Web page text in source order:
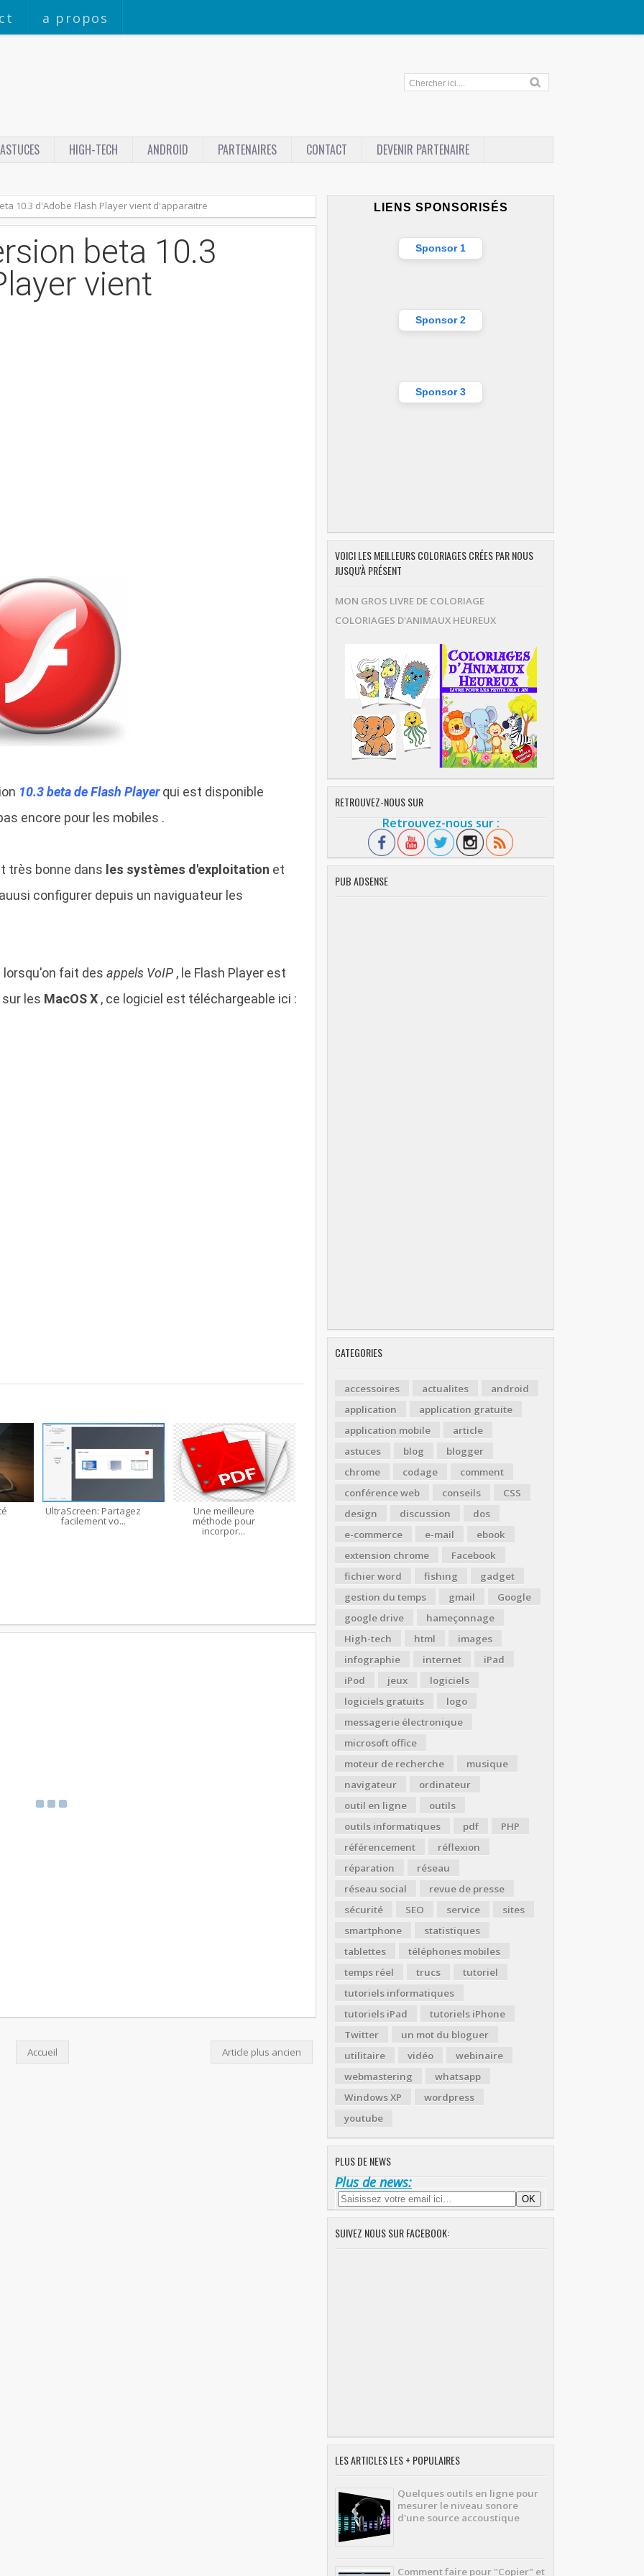
a propos
ASTUCES HIGH-TECH ANDROID PARTENAIRES CONTACT
DEVENIR PARTENAIRE
10.3 d'Adobe Flash Player vient d'apparaitre
beta 10.3
vient
10.3 beta de Flash Playerqui est disponible
encore pour les mobiles .
très bonne dans les systèmes d'exploitation et
configurer depuis un naviguateur les
fait des appels VoIP , le Flash Player est
les MacOS X , ce logiciel est téléchargeable ici :
UltraScreen: Partagez
facilement vo...
Une meilleure
méthode pour
incorpor...
Article plus ancien
Accueil
LIENS SPONSORISÉS
Sponsor 1
Sponsor 2
Sponsor 3
VOICI LES MEILLEURS COLORIAGES CRÉES PAR NOUS
JUSQU'À PRÉSENT
MON GROS LIVRE DE COLORIAGE
COLORIAGES D'ANIMAUX HEUREUX
RETROUVEZ-NOUS SUR
Retrouvez-nous sur :
PUB ADSENSE
CATEGORIES
accessoires actualites
android
application
application gratuite
application mobile
article
astuces
blog
blogger
chrome
codage
comment
conférence web
conseils
CSS
design
discussion
dos
e-commerce
e-mail
ebook
extension chrome
Facebook
fichier word
fishing
gadget
gestion du temps
gmail
Google
google drive
hameçonnage
High-tech
html
images
infographie
internet
iPad
iPod
jeux
logiciels
logiciels gratuits
logo
messagerie électronique
microsoft office
moteur de recherche
musique
navigateur
ordinateur
outil en ligne
outils
outils informatiques
pdf
PHP
référencement
réflexion
réparation
réseau
réseau social
revue de presse
sécurité
SEO service
sites
smartphone
statistiques
tablettes
téléphones mobiles
temps réel
trucs
tutoriel
tutoriels informatiques
tutoriels iPad
tutoriels iPhone
Twitter
un mot du bloguer
utilitaire
vidéo
webinaire
webmastering
whatsapp
Windows XP
wordpress
youtube
PLUS DE NEWS
Plus de news:
SUIVEZ NOUS SUR FACEBOOK:
LES ARTICLES LES + POPULAIRES
Quelques outils en ligne pour
mesurer le niveau sonore
d'une source accoustique
Comment faire pour "Copier" et